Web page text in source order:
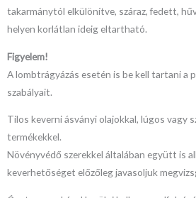
takarmánytól elkülönítve, száraz, fedett,
helyen korlátlan ideig eltartható.
Figyelem!
A lombtrágyázás esetén is be kell tartani a
szabályait.
Tilos keverni ásványi olajokkal, lúgos vagy
termékekkel.
Növényvédő szerekkel általában együtt is
keverhetőséget előzőleg javasoljuk